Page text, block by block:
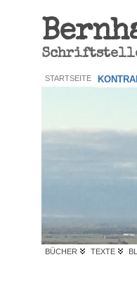
STARTSEITE
BÜCHER TEXTE